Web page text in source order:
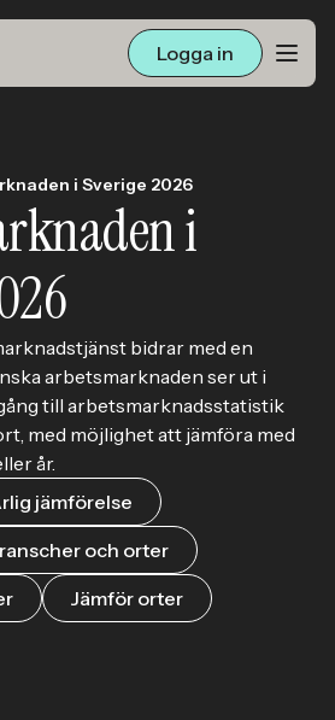
Logga in
i Sverige 2026
i
bidrar med en
arbetsmarknaden ser ut i
till arbetsmarknadsstatistik
med möjlighet att jämföra med
år.
jämförelse
och orter
Jämför orter